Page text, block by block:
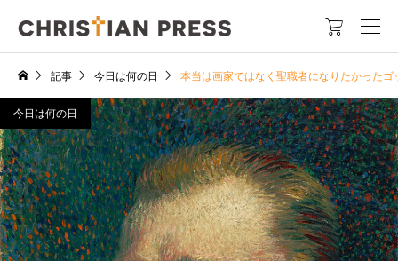

記事 今日は何の日 本当は画家ではなく聖職者になりたかったゴ
今日は何の日